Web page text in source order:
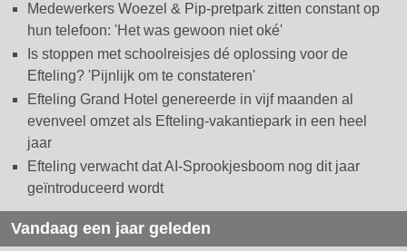
Medewerkers Woezel & Pip-pretpark zitten constant op
hun telefoon: 'Het was gewoon niet oké'
Is stoppen met schoolreisjes dé oplossing voor de
Efteling? 'Pijnlijk om te constateren'
Efteling Grand Hotel genereerde in vijf maanden al
evenveel omzet als Efteling-vakantiepark in een heel
jaar
Efteling verwacht dat AI-Sprookjesboom nog dit jaar
geïntroduceerd wordt
Vandaag een jaar geleden